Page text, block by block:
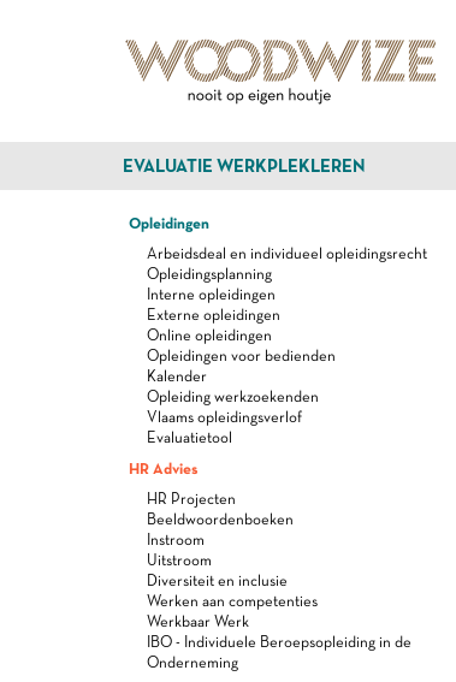
EVALUATIE WERKPLEKLEREN
Opleidingen
Arbeidsdeal en individueel opleidingsrecht
Opleidingsplanning
Interne opleidingen
Externe opleidingen
Online opleidingen
Opleidingen voor bedienden
Kalender
Opleiding werkzoekenden
Vlaams opleidingsverlof
Evaluatietool
HR Advies
HR Projecten
Beeldwoordenboeken
Instroom
Uitstroom
Diversiteit en inclusie
Werken aan competenties
Werkbaar Werk
IBO - Individuele Beroepsopleiding in de
Onderneming